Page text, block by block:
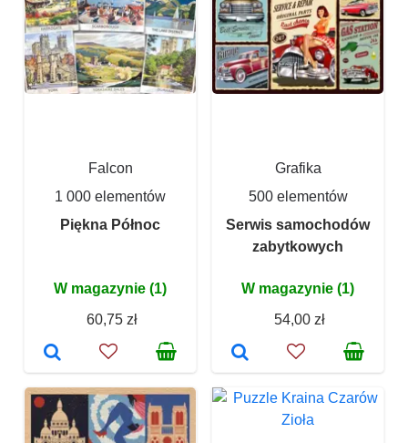
Falcon
1 000 elementów
Piękna Północ
W magazynie (1)
60,75 zł
Grafika
500 elementów
Serwis samochodów
zabytkowych
W magazynie (1)
54,00 zł